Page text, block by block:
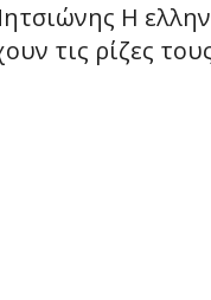
Η
τις ρίζες